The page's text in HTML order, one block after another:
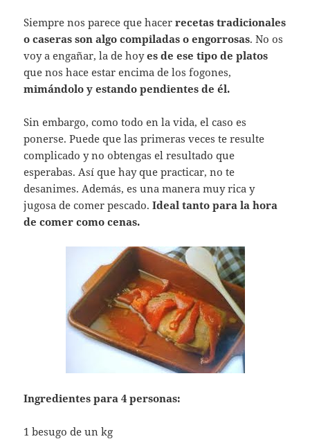
Siempre nos parece que hacer recetas tradicionales
o caseras son algo compiladas o engorrosas. No os
voy a engañar, la de hoyes de ese tipo de platos
que nos hace estar encima de los fogones,
mimándolo y estando pendientes de él.
Sin embargo, como todo en la vida, el caso es
ponerse. Puede que las primeras veces te resulte
complicado y no obtengas el resultado que
esperabas. Así que hay que practicar, no te
desanimes. Además, es una manera muy rica y
jugosa de comer pescado.Ideal tanto para la hora
de comer como cenas.
Ingredientes para 4 personas:
1 besugo de un kg